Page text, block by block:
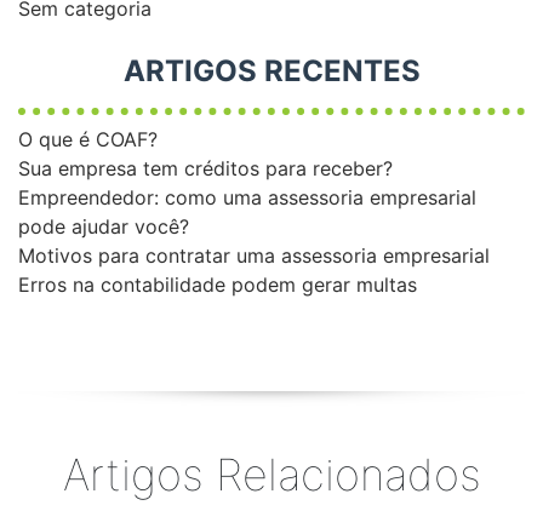
Sem categoria
ARTIGOS RECENTES
O que é COAF?
Sua empresa tem créditos para receber?
Empreendedor: como uma assessoria empresarial
pode ajudar você?
Motivos para contratar uma assessoria empresarial
Erros na contabilidade podem gerar multas
Artigos Relacionados